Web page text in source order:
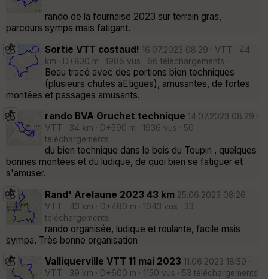
·
rando de la fournaise 2023 sur terrain gras,
parcours sympa mais fatigant.
Sortie VTT costaud! 16.07.2023 08:29 · VTT · 44
km · D+830 m · 1986 vus · 66 téléchargements ·
Beau tracé avec des portions bien techniques
(plusieurs chutes àEtigues), amusantes, de fortes
montées et passages amusants.
rando BVA Gruchet technique 14.07.2023 08:29 ·
VTT · 34 km · D+590 m · 1936 vus · 50
téléchargements ·
du bien technique dans le bois du Toupin , quelques
bonnes montées et du ludique, de quoi bien se fatiguer et
s'amuser.
Rand' Arelaune 2023 43 km 25.06.2023 08:26 ·
VTT · 43 km · D+480 m · 1043 vus · 33
téléchargements ·
rando organisée, ludique et roulante, facile mais
sympa. Très bonne organisation
Valliquerville VTT 11 mai 2023 11.06.2023 18:59 ·
VTT · 39 km · D+600 m · 1150 vus · 53 téléchargements